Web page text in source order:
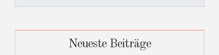
Neueste Beiträge